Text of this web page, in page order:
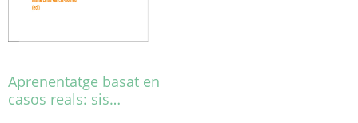
Aprenentatge basat en
casos reals: sis…